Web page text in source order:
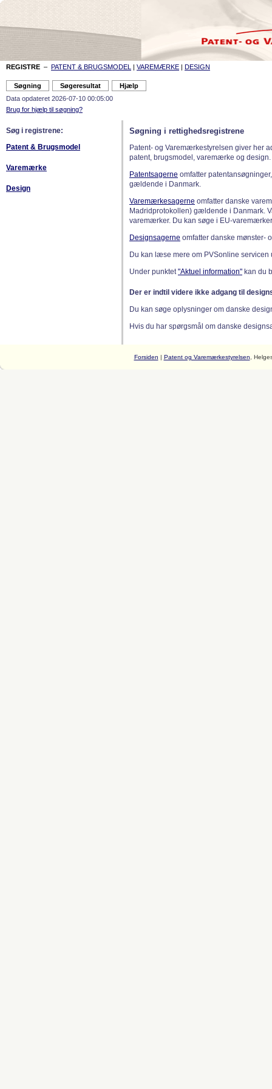
REGISTRE – PATENT & BRUGSMODEL | VAREMÆRKE | DESIGN
Data opdateret 2026-07-10 00:05:00
Brug for hjælp til søgning?
Søg i registrene:
Patent & Brugsmodel
Varemærke
Design
Søgning i rettighedsregistrene
Patent- og Varemærkestyrelsen giver her
patent, brugsmodel, varemærke og design.
Patentsagerne omfatter
gældende i Danmark.
Varemærkesagerne omfatter danske
Madridprotokollen) gældende i Danmark.
varemærker. Du kan søge i EU-
Designsagerne omfatter danske mønster-
Du kan læse mere om PVSonline
Under punktet"Aktuel information" kan du
Der er indtil videre ikke adgang til
Du kan søge oplysninger om danske
Hvis du har spørgsmål om danske
Forsiden | Patent og Varemærkestyrelsen ,